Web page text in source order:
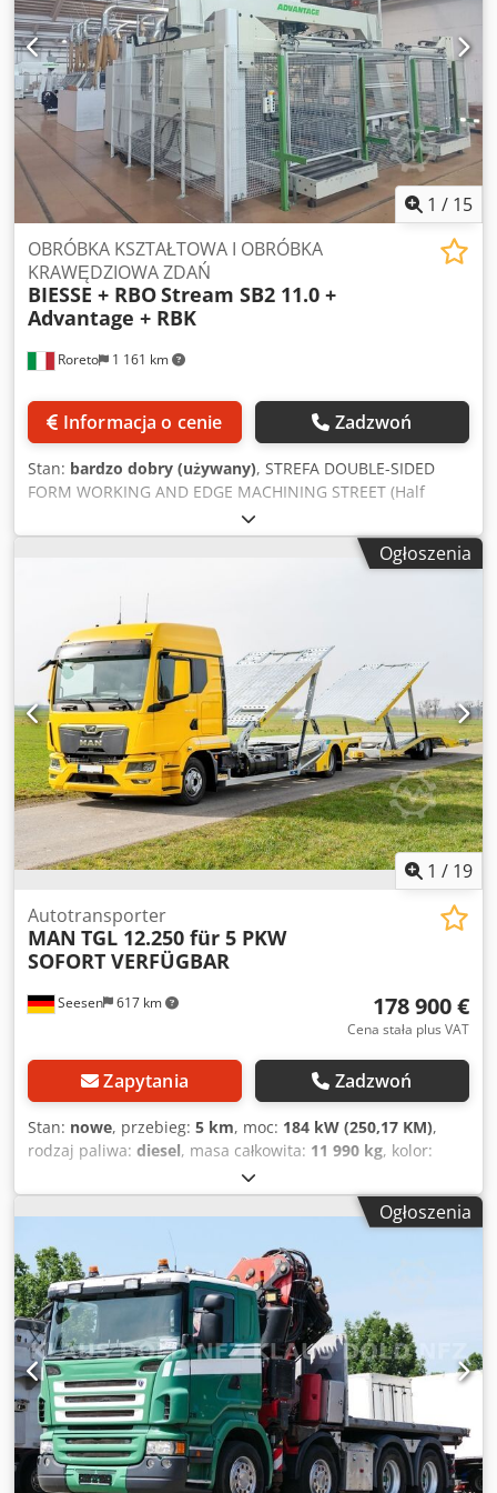
Chłodzony samochód ciężarowy
1 / 15
Roreto 1 161 km
OBRÓBKA KSZTAŁTOWA I OBRÓBKA
KRAWĘDZIOWA ZDAŃ
BIESSE + RBOStream SB2 11.0 +
Advantage + RBK
Informacja o cenie Zadzwoń
Stan: bardzo dobry (używany), STREFA DOUBLE-SIDED
FORM WORKING AND EDGE MACHINING STREET (Half
Street) z automatycznym systemem szybkiej obsługi
(handling): A) STACJA ŁADUNKOWA (portal) "RBO" Mod.
Advantage C 320 z podwójną stacją, w komplecie z
RĘCZNIK OBROTOWY (wzdłużny/krzyżowy), z podwójnym
stożkiem "RBO" Mod. GPK-1 C) Maszyna do dwustronnego
przycinania i oklejania krawędzi "BIESSE" Mod. Stream SB2
11.0 D) WENDER (odwrócony o 180°) "RBO" Mod.
Ribaltatore E) PRZYCISK OBROTOWY
(poprzeczny/podłużny), z podwójnym stożkiem "RBO" Mod.
GPK-2 F) STACJA ROZŁADUNKOWA (portal) "RBO" Mod.
Dwustanowiskowy Advantage SC 3200, w komplecie z
centralnym zmotoryzowanym przenośnikiem rolkowym.
Crodjhvah Nopfx Ag Tjf
Ogłoszenia
1 / 19
Seesen 617 km
Autotransporter
MAN TGL 12.250 für 5 PKW
SOFORT VERFÜGBAR
178 900 €
Cena stała plus VAT
Zapytania Zadzwoń
Stan: nowe, przebieg: 5 km, moc: 184 kW (250,17 KM),
rodzaj paliwa: diesel, masa całkowita: 11 990 kg, kolor:
automatyczny
ładunkowej:6 000 mm, szerokość przestrzeni ładunkowej:
2 550 mm, Wyposażenie:ABS, elektroniczny program
stabilizacji (ESP), filtr sadzy, klimatyzacja, ogrzewanie
postojowe
, Dalsze dane techniczne - Norma emisji spalin:
Euro VIe - Zielona plakietka ekologiczna 4 - Dopuszczalna
masa całkowita: 11 990 kg - Klimatyzacja - Kolor: żółty -
Układ osi: 4x2 - Instalacja hydrauliczna - Długość
przestrzeni ładunkowej: 6 000 mm - Szerokość przestrzeni
ładunkowej: 2 550 mm - Kabina kierowcy Crodpfx Ajrfm U
Ejg Tsf - Przeznaczenie: transport dalekobieżny -
Wyposażenie zgodne z GSR 2 Wyposażenie - ABS - Zaczep
stały do przyczepy - EBS - ESP - Retarder/Intarder -
Tempomat Opis pojazdu CERTYFIKOWANY WEDŁUG VDI
Ogłoszenia